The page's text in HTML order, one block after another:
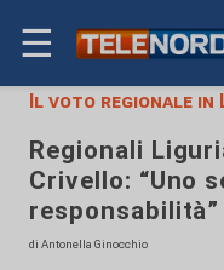
☰
Il voto regionale in
Regionali
Crivello: “Uno
responsabilità”
di Antonella Ginocchio